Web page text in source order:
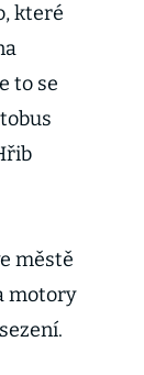
které
to se
městě
motory